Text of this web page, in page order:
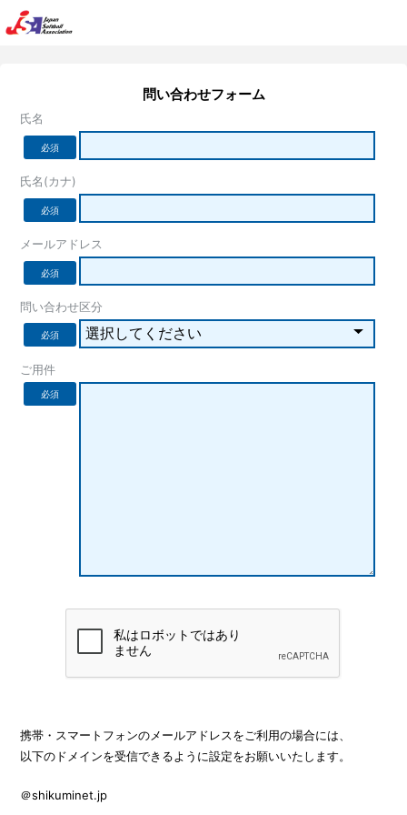
問い合わせフォーム
氏名
必須
氏名(カナ)
必須
メールアドレス
必須
問い合わせ区分
必須
ご用件
必須
携帯・スマートフォンのメールアドレスをご利用の場合には、
以下のドメインを受信できるように設定をお願いいたします。
＠shikuminet.jp